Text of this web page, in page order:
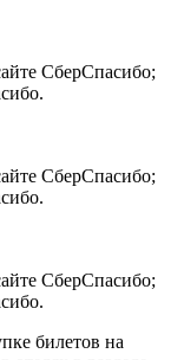
СберСпасибо;
СберСпасибо;
СберСпасибо;
билетов на